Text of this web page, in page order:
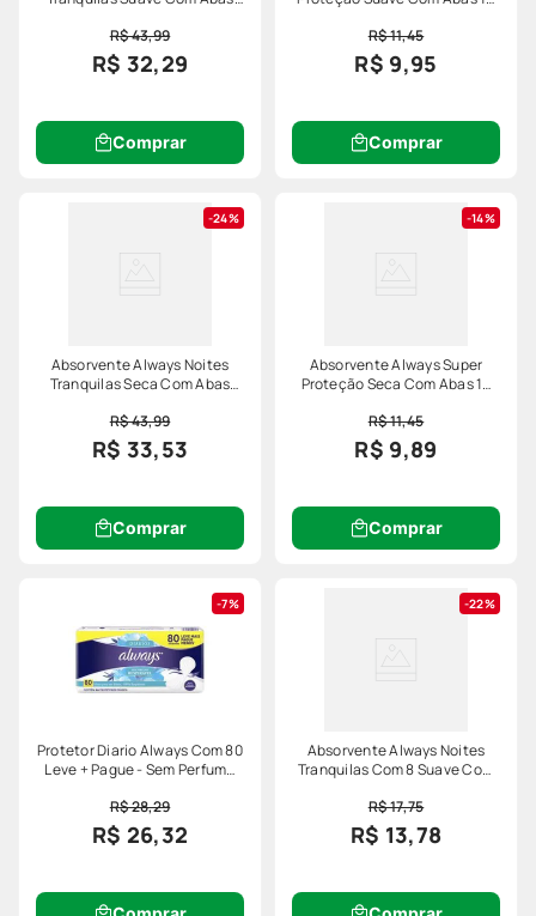
Menos
R$ 43,99
R$ 32,29
Comprar
R$ 11,45
R$ 9,95
Comprar
24%
Absorvente Always Noites
Tranquilas Seca Com Abas
Menos
R$ 43,99
R$ 33,53
Comprar
14%
Absorvente Always Super
Proteção Seca Com Abas 16
R$ 11,45
R$ 9,89
Comprar
7%
Protetor Diario Always Com 80
Leve + Pague - Sem Perfume
R$ 28,29
R$ 26,32
22%
Absorvente Always Noites
Tranquilas Com 8 Suave Com
R$ 17,75
R$ 13,78